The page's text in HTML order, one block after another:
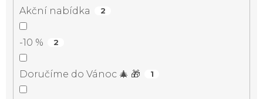
Akční nabídka 2
-10 % 2
Doručíme do Vánoc 🎄 🎁 1